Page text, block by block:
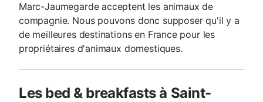
Marc-Jaumegarde acceptent les animaux de
compagnie. Nous pouvons donc supposer qu'il y a
de meilleures destinations en France pour les
propriétaires d'animaux domestiques.
Les bed & breakfasts à Saint-